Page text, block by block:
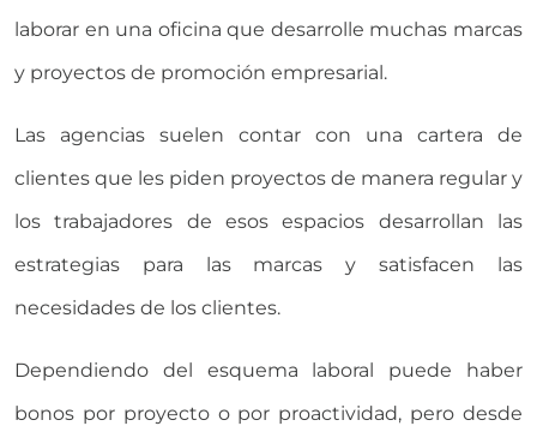
laborar en una oficina que desarrolle muchas marcas
y proyectos de promoción empresarial.
Las agencias suelen contar con una cartera de
clientes que les piden proyectos de manera regular y
los trabajadores de esos espacios desarrollan las
estrategias para las marcas y satisfacen las
necesidades de los clientes.
Dependiendo del esquema laboral puede haber
bonos por proyecto o por proactividad, pero desde